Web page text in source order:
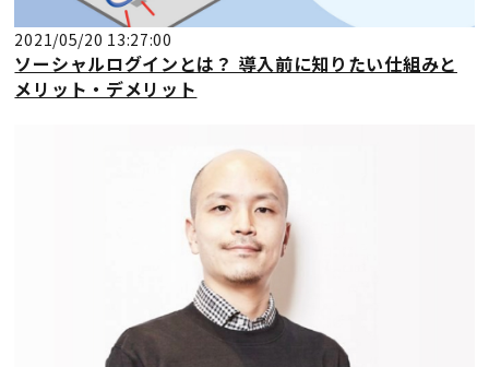
2021/05/20 13:27:00
ソーシャルログインとは？ 導入前に知りたい仕組みと
メリット・デメリット